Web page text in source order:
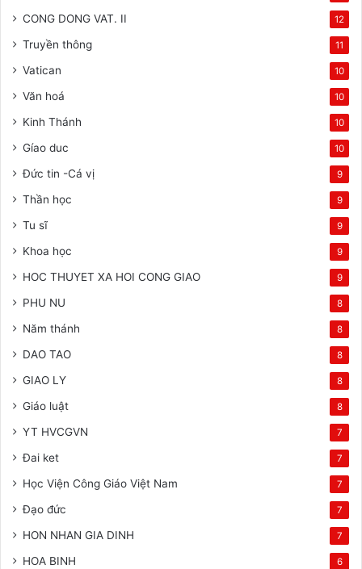
CONG DONG VAT. II 12
Truyền thông 11
Vatican 10
Văn hoá 10
Kinh Thánh 10
Gíao duc 10
Đức tin -Cá vị 9
Thần học 9
Tu sĩ 9
Khoa học 9
HOC THUYET XA HOI CONG GIAO 9
PHU NU 8
Năm thánh 8
DAO TAO 8
GIAO LY 8
Giáo luật 8
YT HVCGVN 7
Đai ket 7
Học Viện Công Giáo Việt Nam 7
Đạo đức 7
HON NHAN GIA DINH 7
HOA BINH 6